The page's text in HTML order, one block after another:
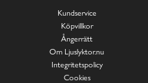
Kundservice
Köpvillkor
Ångerrätt
Om Ljuslyktor.nu
Integritetspolicy
Cookies